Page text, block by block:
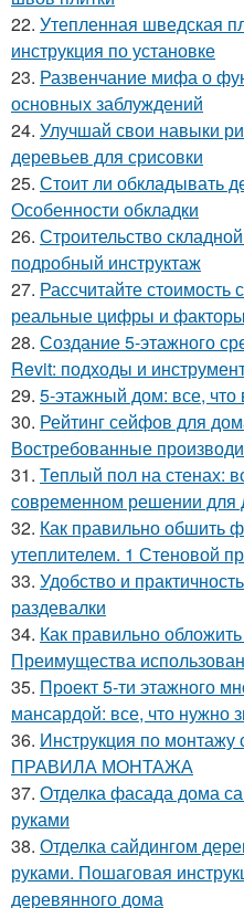
22. Утепленная шведская
инструкция по установке
23. Развенчание мифа о
основных заблуждений
24. Улучшай свои навыки
деревьев для срисовки
25. Стоит ли обкладывать
Особенности обкладки
26. Строительство
подробный инструктаж
27. Рассчитайте стоимость
реальные цифры и
28. Создание 5-этажного
Revit: подходы и
29. 5-этажный дом: все, что
30. Рейтинг сейфов для
Востребованные
31. Теплый пол на стенах:
современном решении для
32. Как правильно обшить
утеплителем. 1 Стеновой
33. Удобство и
раздевалки
34. Как правильно
Преимущества
35. Проект 5-ти этажного
мансардой: все, что нужно
36. Инструкция по
ПРАВИЛА МОНТАЖА
37. Отделка фасада дома
руками
38. Отделка сайдингом
руками. Пошаговая
деревянного дома